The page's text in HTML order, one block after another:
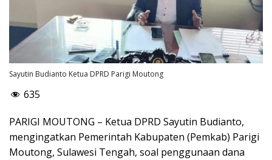
Sayutin Budianto Ketua DPRD Parigi Moutong
635
PARIGI MOUTONG – Ketua DPRD Sayutin Budianto,
mengingatkan Pemerintah Kabupaten (Pemkab) Parigi
Moutong, Sulawesi Tengah, soal penggunaan dana